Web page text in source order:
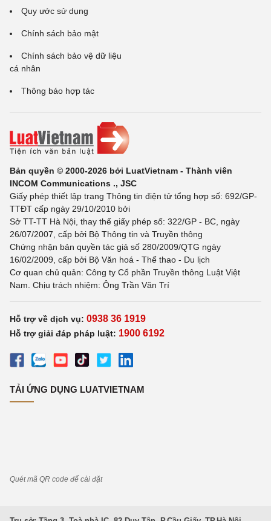
Quy ước sử dụng
Chính sách bảo mật
Chính sách bảo vệ dữ liệu
cá nhân
Thông báo hợp tác
Bản quyền © 2000-2026 bởi LuatVietnam - Thành viên
INCOM Communications ., JSC
Giấy phép thiết lập trang Thông tin điện tử tổng hợp số: 692/GP-
TTĐT cấp ngày 29/10/2010 bởi
Sở TT-TT Hà Nội, thay thế giấy phép số: 322/GP - BC, ngày
26/07/2007, cấp bởi Bộ Thông tin và Truyền thông
Chứng nhận bản quyền tác giả số 280/2009/QTG ngày
16/02/2009, cấp bởi Bộ Văn hoá - Thể thao - Du lịch
Cơ quan chủ quản: Công ty Cổ phần Truyền thông Luật Việt
Nam. Chịu trách nhiệm: Ông Trần Văn Trí
Hỗ trợ về dịch vụ: 0938 36 1919
Hỗ trợ giải đáp pháp luật: 1900 6192
TẢI ỨNG DỤNG LUATVIETNAM
Quét mã QR code để cài đặt